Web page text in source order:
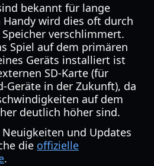
bekannt für lange
Handy wird dies oft durch
verschlimmert.
Spiel auf dem primären
Geräts installiert ist
SD-Karte (für
in der Zukunft), da
auf dem
deutlich höher sind.
und Updates
die offizielle
.